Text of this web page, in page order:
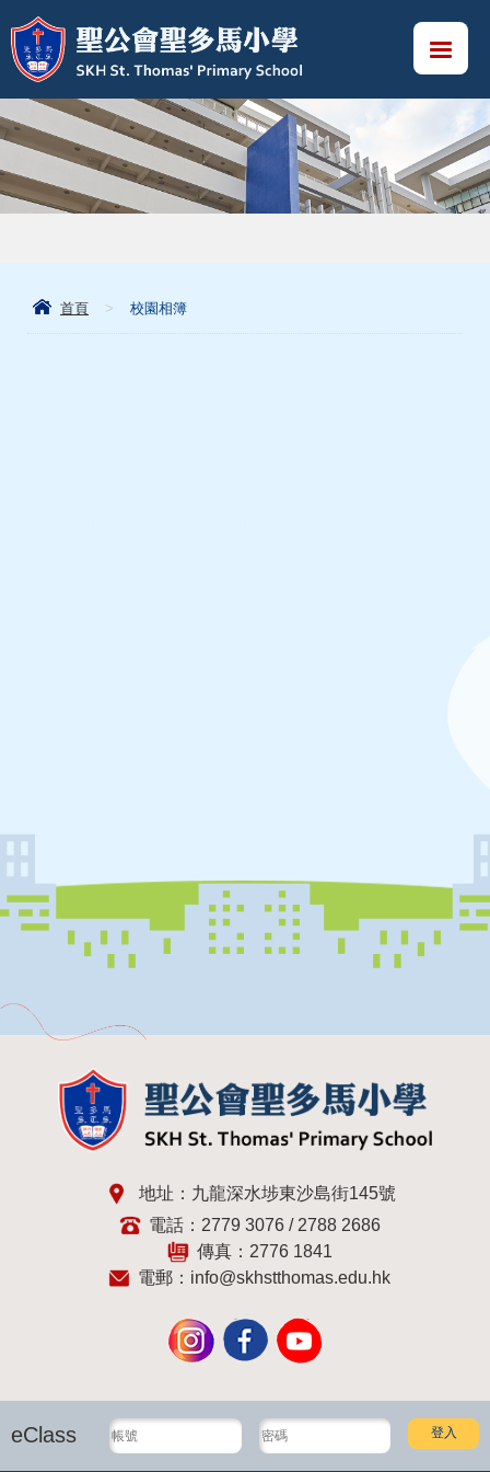
首頁 > 校園相簿
地址：九龍深水埗東沙島街145號
電話：2779 3076 / 2788 2686
傳真：2776 1841
電郵： info@skhstthomas.edu.hk
eClass